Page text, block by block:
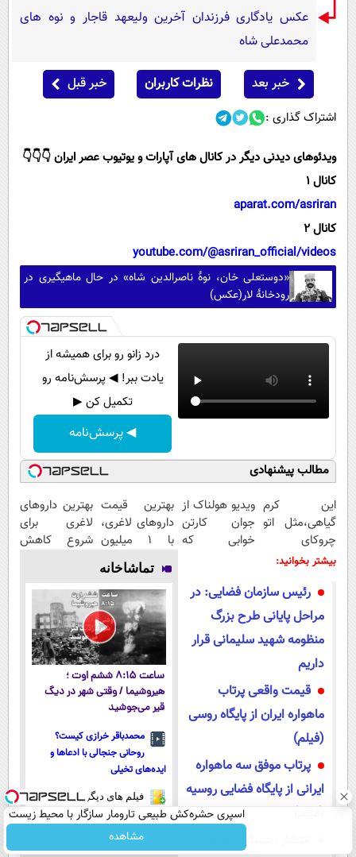
عکس یادگاری فرزندان آخرین ولیعهد قاجار و نوه های
محمدعلی شاه
خبر بعد نظرات کاربران خبر قبل
اشتراک گذاری :
ویدئوهای دیدنی دیگر در کانال های آپارات و یوتیوب عصر ایران 👇👇👇
کانال 1
aparat.com/asriran
کانال 2
youtube.com/@asriran_official/videos
«دوستعلی خان، نوۀ ناصرالدین شاه» در حال ماهیگیری در
رودخانۀ لار(عکس)
درد زانو رو برای همیشه از
یادت ببر! ◀ پرسش‌نامه رو
تکمیل کن ▶
◀ پرسش‌نامه
مطالب پیشنهادی
این کرم
گیاهی،مثل اتو
چروکای
پوستتوصاف
ویدیو هولناک از
جوان کارتن
خوابی که
بهترین قیمت
داروهای لاغری،
با ۱ میلیون
تخفیف و ارسال
از داروخانه‌
بهترین داروهای
لاغری برای
شروع کاهش
نزدیکت!
بیشتر بخوانید:
رئیس سازمان فضایی: در
مراحل پایانی طرح بزرگ
منظومه شهید سلیمانی قرار
داریم
قیمت واقعی پرتاب
ماهواره ایران از پایگاه روسی
(فیلم)
پرتاب موفق سه ماهواره
ایرانی از پایگاه فضایی روسیه
(فیلم)
تماشاخانه
ساعت ۸:۱۵ ششم اوت ؛
هیروشیما / وقتی شهر در دیگ
قیر می‌جوشید
محمدباقر خرازی کیست؟
روحانی جنجالی با ادعاها و
ایده‌های تخیلی
فیلم های دیگر
اسپری حشره‌کش طبیعی تارومار سازگار با محیط زیست
و با محافظت طبیعی
مشاهده